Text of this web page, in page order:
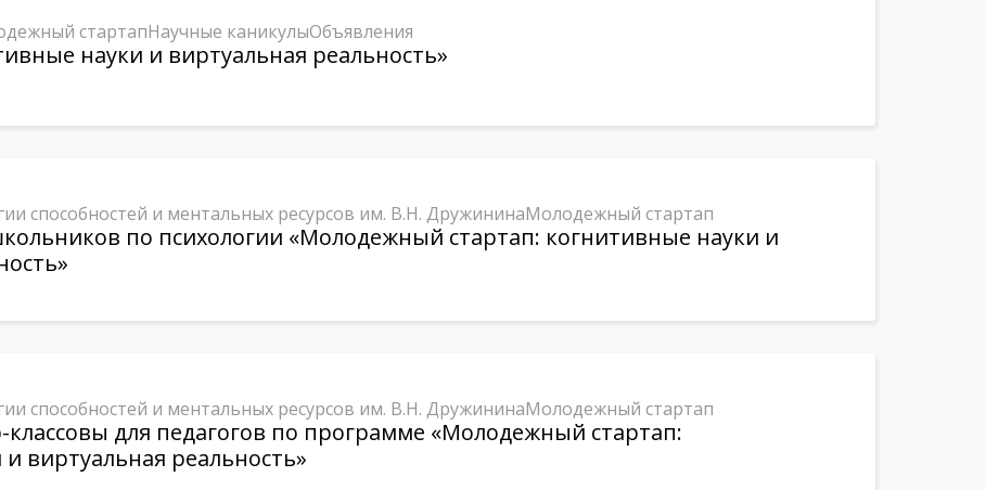
стартапНаучные каникулыОбъявления
науки и виртуальная реальность»
способностей и ментальных ресурсов им. В.Н. ДружининаМолодежный стартап
по психологии «Молодежный стартап: когнитивные науки и
способностей и ментальных ресурсов им. В.Н. ДружининаМолодежный стартап
для педагогов по программе «Молодежный стартап:
виртуальная реальность»